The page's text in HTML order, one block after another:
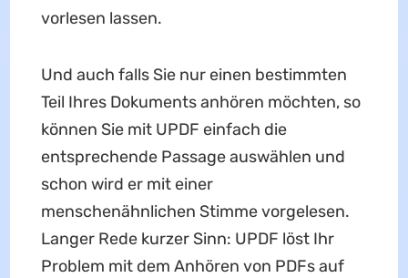
vorlesen lassen.
Und auch falls Sie nur einen bestimmten
Teil Ihres Dokuments anhören möchten, so
können Sie mit UPDF einfach die
entsprechende Passage auswählen und
schon wird er mit einer
menschenähnlichen Stimme vorgelesen.
Langer Rede kurzer Sinn: UPDF löst Ihr
Problem mit dem Anhören von PDFs auf